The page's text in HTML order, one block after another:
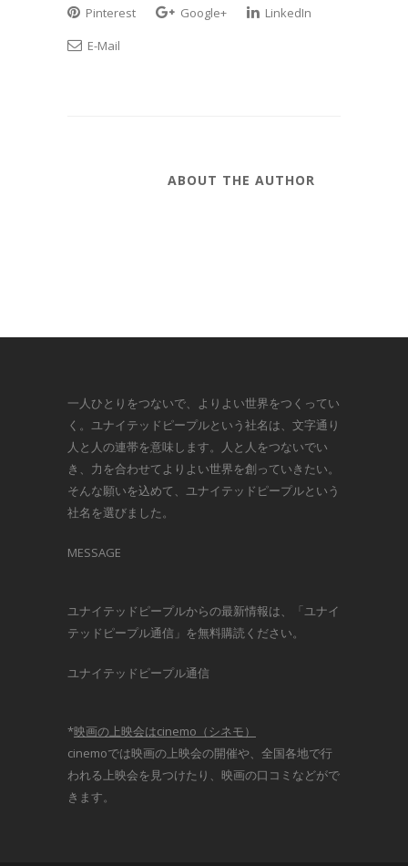
Pinterest
Google+
LinkedIn
E-Mail
ABOUT THE AUTHOR
一人ひとりをつないで、よりよい世界をつくってい
く。ユナイテッドピープルという社名は、文字通り
人と人の連帯を意味します。人と人をつないでい
き、力を合わせてよりよい世界を創っていきたい。
そんな願いを込めて、ユナイテッドピープルという
社名を選びました。
MESSAGE
ユナイテッドピープルからの最新情報は、「ユナイ
テッドピープル通信」を無料購読ください。
ユナイテッドピープル通信
*映画の上映会はcinemo（シネモ）
cinemoでは映画の上映会の開催や、全国各地で行
われる上映会を見つけたり、映画の口コミなどがで
きます。